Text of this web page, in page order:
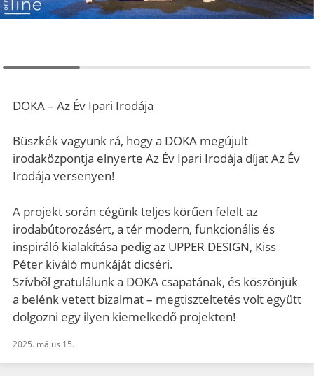
DOKA – Az Év Ipari Irodája
Büszkék vagyunk rá, hogy a DOKA megújult
irodaközpontja elnyerte Az Év Ipari Irodája díjat Az Év
Irodája versenyen!
A projekt során cégünk teljes körűen felelt az
irodabútorozásért, a tér modern, funkcionális és
inspiráló kialakítása pedig az UPPER DESIGN, Kiss
Péter kiváló munkáját dicséri.
Szívből gratulálunk a DOKA csapatának, és köszönjük
a belénk vetett bizalmat – megtiszteltetés volt együtt
dolgozni egy ilyen kiemelkedő projekten!
2025. május 15.